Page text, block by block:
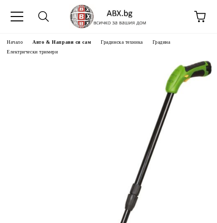
Начало Авто & Направи си сам Градинска техника
Градина
Електрически тримери